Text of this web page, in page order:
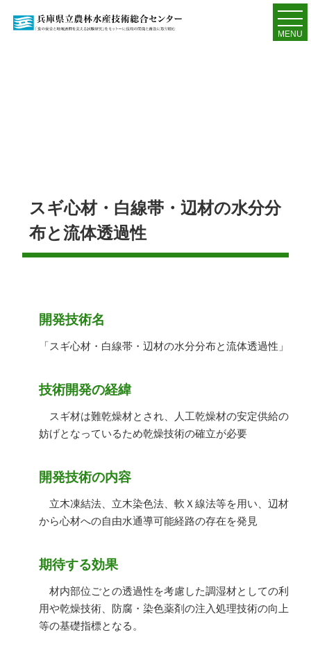
MENU
スギ心材・白線帯・辺材の水分分
布と流体透過性
開発技術名
「スギ心材・白線帯・辺材の水分分布と流体透過性」
技術開発の経緯
スギ材は難乾燥材とされ、人工乾燥材の安定供給の
妨げとなっているため乾燥技術の確立が必要
開発技術の内容
立木凍結法、立木染色法、軟Ｘ線法等を用い、辺材
から心材への自由水通導可能経路の存在を発見
期待する効果
材内部位ごとの透過性を考慮した調湿材としての利
用や乾燥技術、防腐・染色薬剤の注入処理技術の向上
等の基礎指標となる。